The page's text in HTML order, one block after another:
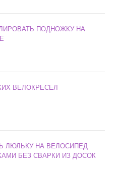
ПОДНОЖКУ НА
ВЕЛОКРЕСЕЛ
ЛЮЛЬКУ НА ВЕЛОСИПЕД
БЕЗ СВАРКИ ИЗ ДОСОК